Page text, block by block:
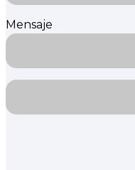
Mensaje